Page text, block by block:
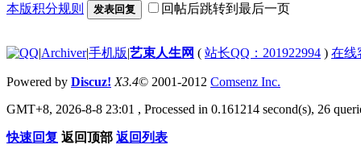
本版积分规则 发表回复 回帖后跳转到最后一页
|Archiver|手机版|艺束人生网 ( 站长QQ：201922994 ) 在线
Powered by Discuz! X3.4© 2001-2012 Comsenz Inc.
GMT+8, 2026-8-8 23:01 , Processed in 0.161214 second(s), 26
快速回复 返回顶部 返回列表